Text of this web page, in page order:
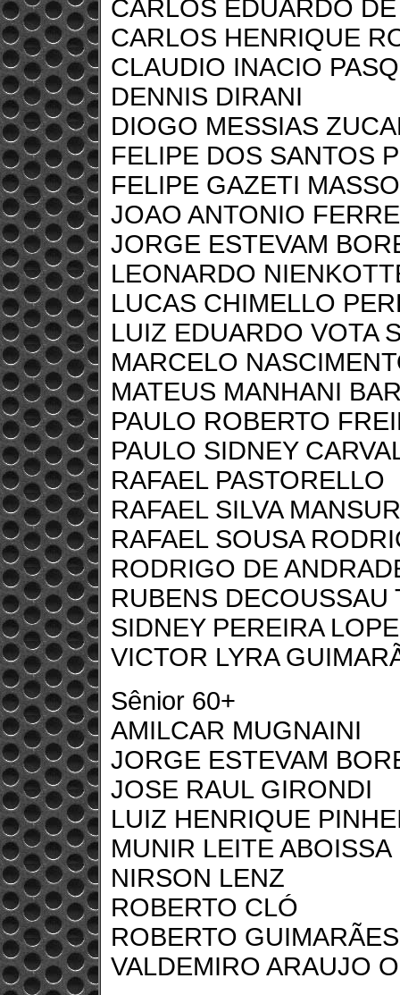
CARLOS EDUARDO
CARLOS HENRIQUE
CLAUDIO INACIO
DENNIS DIRANI
DIOGO MESSIAS
FELIPE DOS SANTOS
FELIPE GAZETI
JOAO ANTONIO
JORGE ESTEVAM
LEONARDO
LUCAS CHIMELLO
LUIZ EDUARDO VOTA
MARCELO
MATEUS MANHANI
PAULO ROBERTO
PAULO SIDNEY
RAFAEL PASTORELLO
RAFAEL SILVA MANSUR
RAFAEL SOUSA
RODRIGO DE
RUBENS DECOUSSAU
SIDNEY PEREIRA
VICTOR LYRA
Sênior 60+
AMILCAR MUGNAINI
JORGE ESTEVAM
JOSE RAUL GIRONDI
LUIZ HENRIQUE
MUNIR LEITE ABOISSA
NIRSON LENZ
ROBERTO CLÓ
ROBERTO
VALDEMIRO ARAUJO